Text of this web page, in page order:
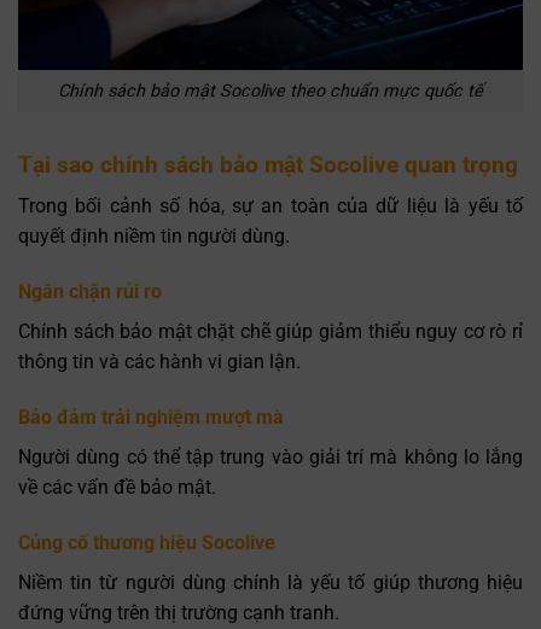
Chính sách bảo mật Socolive theo chuẩn mực quốc tế
Tại sao chính sách bảo mật Socolive quan trọng
Trong bối cảnh số hóa, sự an toàn của dữ liệu là yếu tố
quyết định niềm tin người dùng.
Ngăn chặn rủi ro
Chính sách bảo mật chặt chẽ giúp giảm thiểu nguy cơ rò rỉ
thông tin và các hành vi gian lận.
Bảo đảm trải nghiệm mượt mà
Người dùng có thể tập trung vào giải trí mà không lo lắng
về các vấn đề bảo mật.
Củng cố thương hiệu Socolive
Niềm tin từ người dùng chính là yếu tố giúp thương hiệu
đứng vững trên thị trường cạnh tranh.